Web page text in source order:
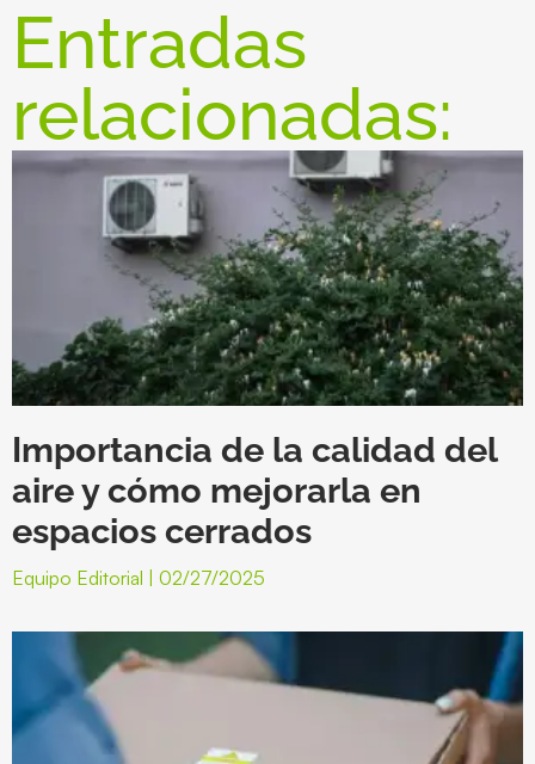
Entradas
relacionadas:
Importancia de la calidad del
aire y cómo mejorarla en
espacios cerrados
Equipo Editorial 02/27/2025